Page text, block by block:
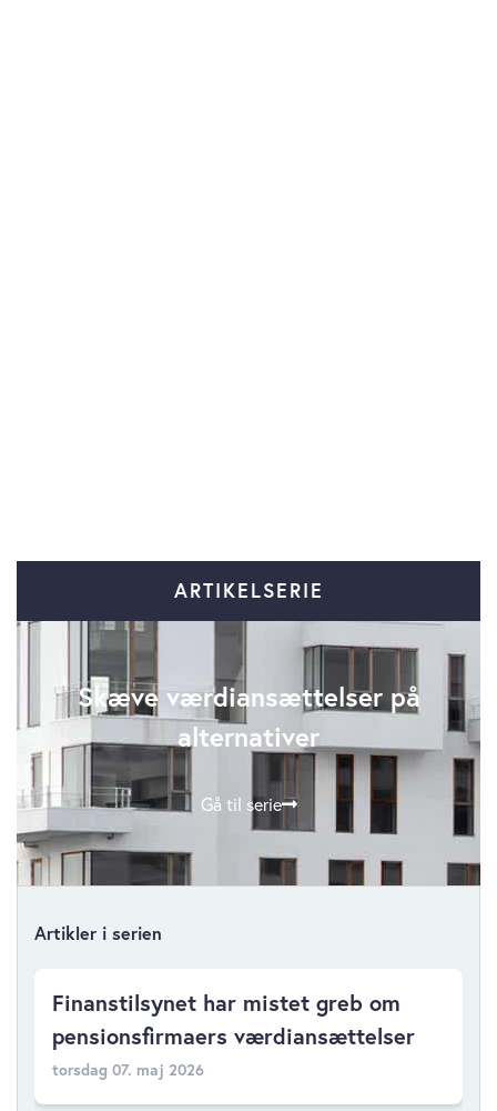
ARTIKELSERIE
Skæve værdiansættelser på
alternativer
Gå til serie
Artikler i serien
Finanstilsynet har mistet greb om
pensionsfirmaers værdiansættelser
torsdag 07. maj 2026